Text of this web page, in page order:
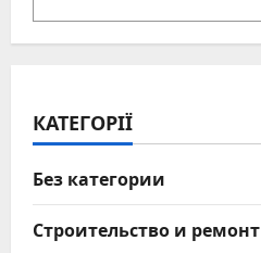
КАТЕГОРІЇ
Без категории
Строительство и ремонт